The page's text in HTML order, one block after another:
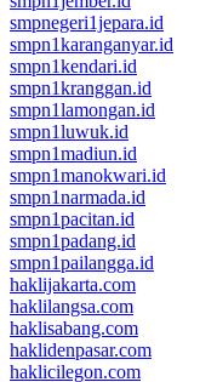
smpnegeri1jepara.id
smpn1karanganyar.id
smpn1kendari.id
smpn1kranggan.id
smpn1lamongan.id
smpn1luwuk.id
smpn1madiun.id
smpn1manokwari.id
smpn1narmada.id
smpn1pacitan.id
smpn1padang.id
smpn1pailangga.id
haklijakarta.com
haklilangsa.com
haklisabang.com
haklidenpasar.com
haklicilegon.com